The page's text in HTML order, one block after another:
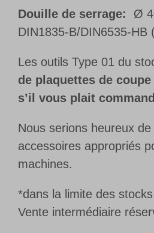
Douille de serrage:
Ø
DIN1835-B/DIN6535-HB
Les outils Type 01 du
de plaquettes de
s’il vous plait
Nous serions heureux
accessoires appropriés
machines.
*dans la limite des
Vente intermédiaire